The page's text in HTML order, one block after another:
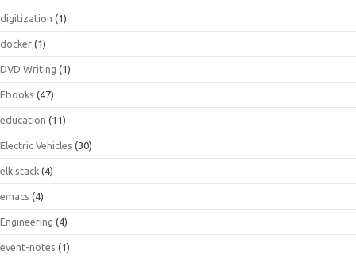
digitization (1)
docker (1)
DVD Writing (1)
Ebooks (47)
education (11)
Electric Vehicles (30)
elk stack (4)
emacs (4)
Engineering (4)
event-notes (1)